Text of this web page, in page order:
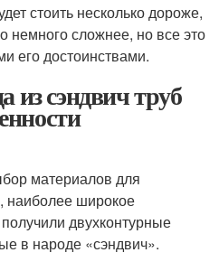
стоить несколько дороже,
немного сложнее, но все это
его достоинствами.
сэндвич труб
материалов для
наиболее широкое
двухконтурные
в народе «сэндвич».